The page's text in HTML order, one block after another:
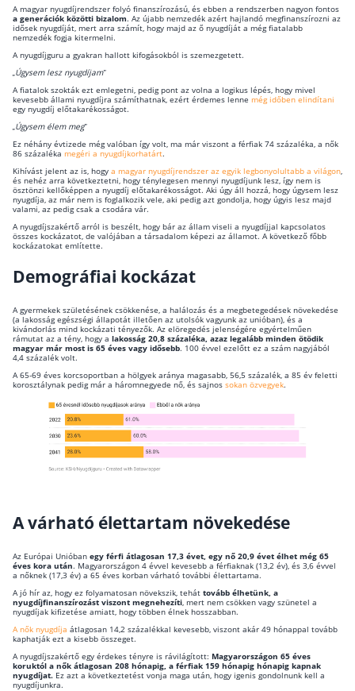
Blog
Rólunk
Kapcsolat
Karrier
Vállalkozói hitel
Szabad felhasználású hitel
Lakáshitel
Hitelkiváltás
Babaváró hitel
Vagyonbiztosítások
Kötelező biztosítás (KGFB)
Lakásbiztosítás útmutató – Hogyan válassz?
kérdésre
Minősített Fogyasztóbarát Otthonbiztosítás
útmutató
A magyar nyugdíjrendszer folyó finanszírozású, és ebben a rendszerben nagyon fontos
a generációk közötti bizalom. Az újabb nemzedék azért hajlandó megfinanszírozni az
idősek nyugdíját, mert arra számít, hogy majd az ő nyugdíját a még fiatalabb
nemzedék fogja kitermelni.
A nyugdíjguru a gyakran hallott kifogásokból is szemezgetett.
„Úgysem lesz nyugdíjam”
A fiatalok szokták ezt emlegetni, pedig pont az volna a logikus lépés, hogy mivel
kevesebb állami nyugdíjra számíthatnak, ezért érdemes lenne még időben elindítani
egy nyugdíj előtakarékosságot.
„Úgysem élem meg”
Ez néhány évtizede még valóban így volt, ma már viszont a férfiak 74 százaléka, a nők
86 százaléka megéri a nyugdíjkorhatárt.
Kihívást jelent az is, hogy a magyar nyugdíjrendszer az egyik legbonyolultabb a világon
és nehéz arra következtetni, hogy ténylegesen mennyi nyugdíjunk lesz, így nem is
ösztönzi kellőképpen a nyugdíj előtakarékosságot. Aki úgy áll hozzá, hogy úgysem lesz
nyugdíja, az már nem is foglalkozik vele, aki pedig azt gondolja, hogy úgyis lesz majd
valami, az pedig csak a csodára vár.
A nyugdíjszakértő arról is beszélt, hogy bár az állam viseli a nyugdíjjal kapcsolatos
összes kockázatot, de valójában a társadalom képezi az államot. A következő főbb
kockázatokat említette.
Demográfiai kockázat
A gyermekek születésének csökkenése, a halálozás és a megbetegedések növekedése
(a lakosság egészségi állapotát illetően az utolsók vagyunk az unióban), és a
kivándorlás mind kockázati tényezők. Az elöregedés jelenségére egyértelműen
rámutat az a tény, hogy a lakosság 20,8 százaléka, azaz legalább minden ötödik
magyar már most is 65 éves vagy idősebb. 100 évvel ezelőtt ez a szám nagyjából
4,4 százalék volt.
A 65-69 éves korcsoportban a hölgyek aránya magasabb, 56,5 százalék, a 85 év feletti
korosztálynak pedig már a háromnegyede nő, és sajnos sokan özvegyek.
A várható élettartam növekedése
Az Európai Unióban egy férfi átlagosan 17,3 évet, egy nő 20,9 évet élhet még 65
éves kora után. Magyarországon 4 évvel kevesebb a férfiaknak (13,2 év), és 3,6 évvel
a nőknek (17,3 év) a 65 éves korban várható további élettartama.
A jó hír az, hogy ez folyamatosan növekszik, tehát tovább élhetünk, a
nyugdíjfinanszírozást viszont megnehezíti , mert nem csökken vagy szünetel a
nyugdíjak kifizetése amiatt, hogy többen élnek hosszabban.
A nők nyugdíja átlagosan 14,2 százalékkal kevesebb, viszont akár 49 hónappal tovább
kaphatják ezt a kisebb összeget.
A nyugdíjszakértő egy érdekes tényre is rávilágított: Magyarországon 65 éves
koruktól a nők átlagosan 208 hónapig, a férfiak 159 hónapig hónapig kapnak
nyugdíjat. Ez azt a következtetést vonja maga után, hogy igenis gondolnunk kell a
nyugdíjunkra.